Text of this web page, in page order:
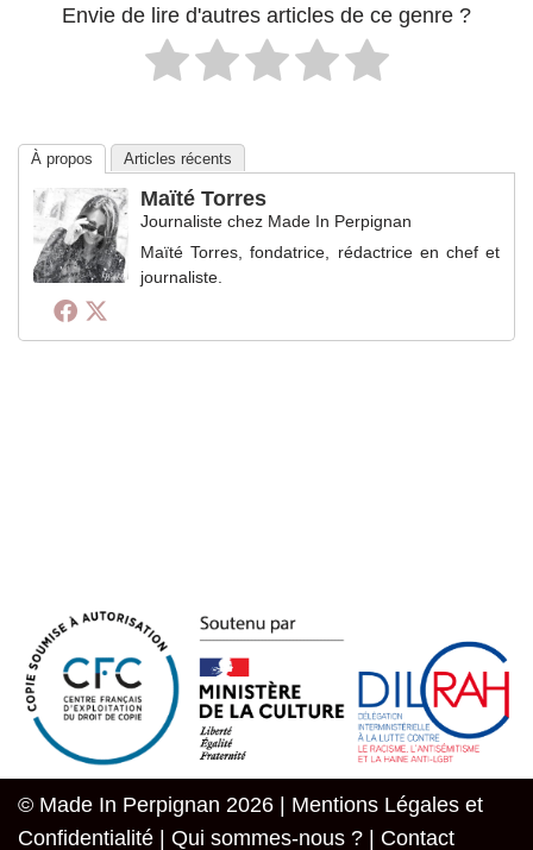
Envie de lire d'autres articles de ce genre ?
À propos Articles récents
Maïté Torres
Journaliste chez Made In Perpignan
Maïté Torres, fondatrice, rédactrice en chef et
journaliste.
© Made In Perpignan 2026 | Mentions Légales et
Confidentialité
Qui sommes-nous ? Contact